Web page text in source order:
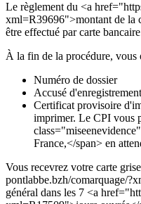
Le règlement du <a
xml=R39696">montant de la
être effectué par carte
À la fin de la procédure, vous
Numéro de dossier
Accusé
Certificat provisoire
imprimer. Le CPI vous
France,</span> en
Vous recevrez votre carte
pontlabbe.bzh/comarquage/
général dans les 7 <a